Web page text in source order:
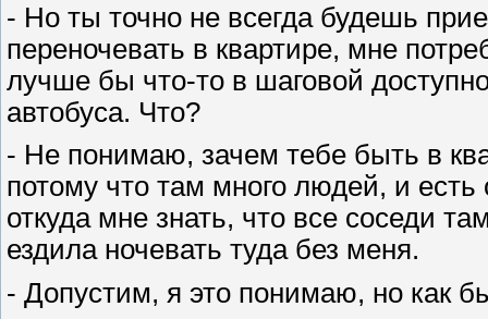
- Но ты точно не всегда будешь
переночевать в квартире, мне
лучше бы что-то в шаговой
автобуса. Что?
- Не понимаю, зачем тебе быть в
потому что там много людей, и
откуда мне знать, что все соседи
ездила ночевать туда без меня.
- Допустим, я это понимаю, но как